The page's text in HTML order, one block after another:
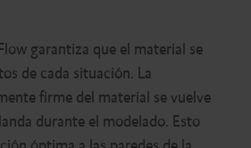
garantiza que el material se
de cada situación. La
firme del material se vuelve
durante el modelado. Esto